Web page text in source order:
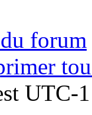
forum
UTC-